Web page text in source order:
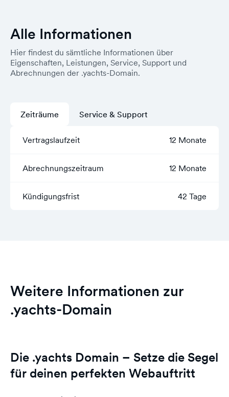
Alle Informationen
Hier findest du sämtliche Informationen über
Eigenschaften, Leistungen, Service, Support und
Abrechnungen der .yachts-Domain.
Zeiträume
Vertragslaufzeit 12 Monate
Abrechnungszeitraum 12 Monate
Kündigungsfrist 42 Tage
Service & Support
Weitere Informationen zur
.yachts-Domain
Die .yachts Domain – Setze die Segel
für deinen perfekten Webauftritt